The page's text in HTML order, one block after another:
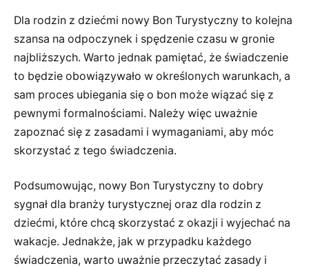
Dla rodzin z dziećmi nowy Bon Turystyczny to kolejna
szansa na odpoczynek i spędzenie czasu w gronie
najbliższych. Warto jednak pamiętać, że świadczenie
to będzie obowiązywało w określonych warunkach, a
sam proces ubiegania się o bon może wiązać się z
pewnymi formalnościami. Należy więc uważnie
zapoznać się z zasadami i wymaganiami, aby móc
skorzystać z tego świadczenia.
Podsumowując, nowy Bon Turystyczny to dobry
sygnał dla branży turystycznej oraz dla rodzin z
dziećmi, które chcą skorzystać z okazji i wyjechać na
wakacje. Jednakże, jak w przypadku każdego
świadczenia, warto uważnie przeczytać zasady i